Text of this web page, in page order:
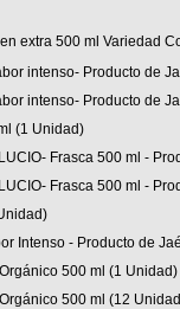
extra 500 ml Variedad
intenso- Producto de
intenso- Producto de
(1 Unidad)
Frasca 500 ml -
Frasca 500 ml -
Intenso - Producto de
500 ml (1 Unidad)
500 ml (12